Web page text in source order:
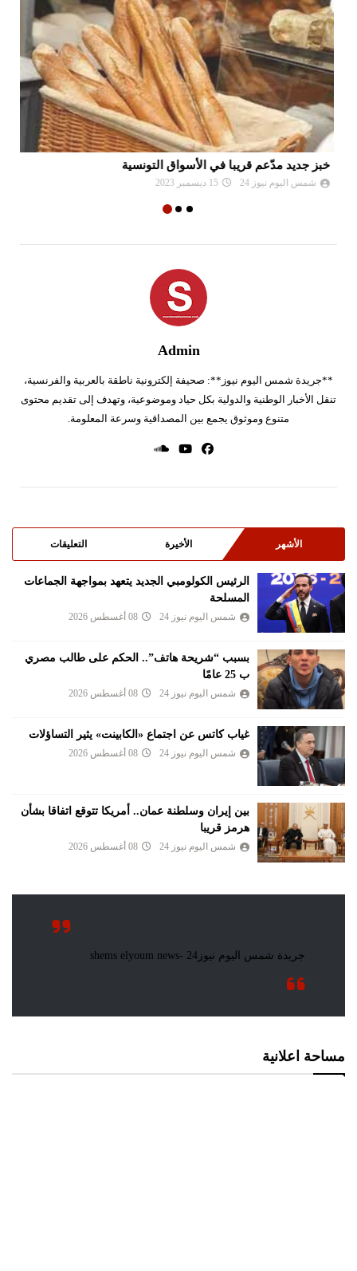
خبز جديد مدّعم قريبا في الأسواق التونسية
شمس اليوم نيوز 24 15 ديسمبر 2023
Admin
**جريدة شمس اليوم نيوز**: صحيفة إلكترونية ناطقة بالعربية والفرنسية،
تنقل الأخبار الوطنية والدولية بكل حياد وموضوعية، وتهدف إلى تقديم محتوى
متنوع وموثوق يجمع بين المصداقية وسرعة المعلومة.
الأشهر الأخيرة التعليقات
الرئيس الكولومبي الجديد يتعهد بمواجهة الجماعات
المسلحة
شمس اليوم نيوز 24 08 أغسطس 2026
بسبب “شريحة هاتف”.. الحكم على طالب مصري
ب 25 عامًا
شمس اليوم نيوز 24 08 أغسطس 2026
غياب كاتس عن اجتماع «الكابينت» يثير التساؤلات
شمس اليوم نيوز 24 08 أغسطس 2026
بين إيران وسلطنة عمان.. أمريكا تتوقع اتفاقا بشأن
هرمز قريبا
شمس اليوم نيوز 24 08 أغسطس 2026
مساحة اعلانية